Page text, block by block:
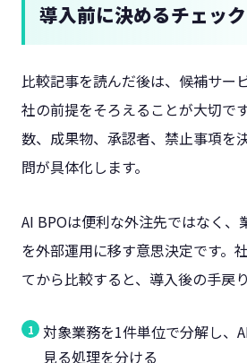
導入前に決めるチェッ
比較記事を読んだ後は、候補サー
社の前提をそろえることが大切で
数、成果物、承認者、禁止事項を
問が具体化します。
AI BPOは便利な外注先ではなく、
を外部運用に移す意思決定です。
てから比較すると、導入後の手戻
対象業務を1件単位で分解し、
見る処理を分ける